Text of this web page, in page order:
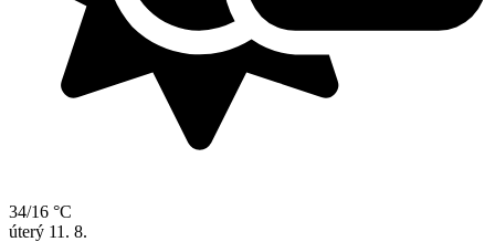
34/16 °C
úterý 11. 8.